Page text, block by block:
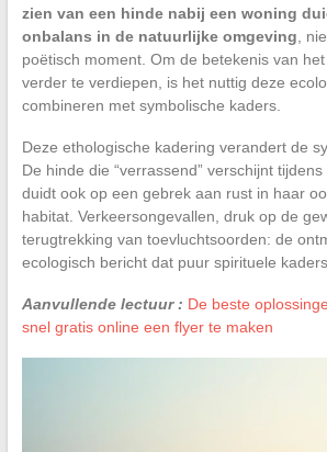
zien van een hinde nabij een woning
onbalans in de natuurlijke omgeving ,
poëtisch moment. Om de betekenis van
verder te verdiepen, is het nuttig deze
combineren met symbolische kaders.
Deze ethologische kadering verandert de
De hinde die “verrassend” verschijnt tijdens
duidt ook op een gebrek aan rust in haar
habitat. Verkeersongevallen, druk op de
terugtrekking van toevluchtsoorden: de
ecologisch bericht dat puur spirituele
Aanvullende lectuur : De beste
snel gratis online een flyer te maken